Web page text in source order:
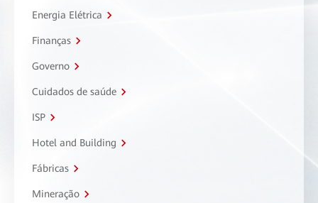
Energia Elétrica
Finanças
Governo
Cuidados de saúde
ISP
Hotel and Building
Fábricas
Mineração